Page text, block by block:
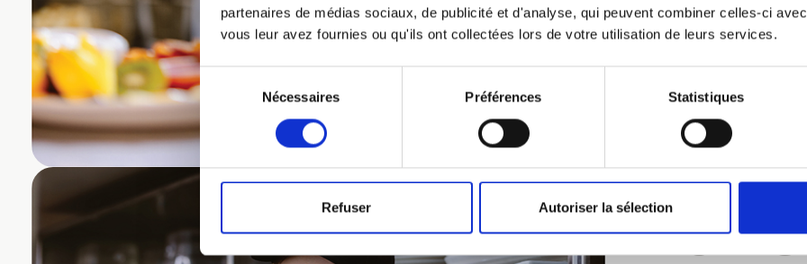
partenaires de médias sociaux, de publicité et d'analyse, qui peuvent combiner celles-ci
vous leur avez fournies ou qu'ils ont collectées lors de votre utilisation de leurs services.
Sélection
consentement
Nécessaires Préférences Statistiques
Refuser Autoriser la sélection
Consultez les postes
Candidature spontanée